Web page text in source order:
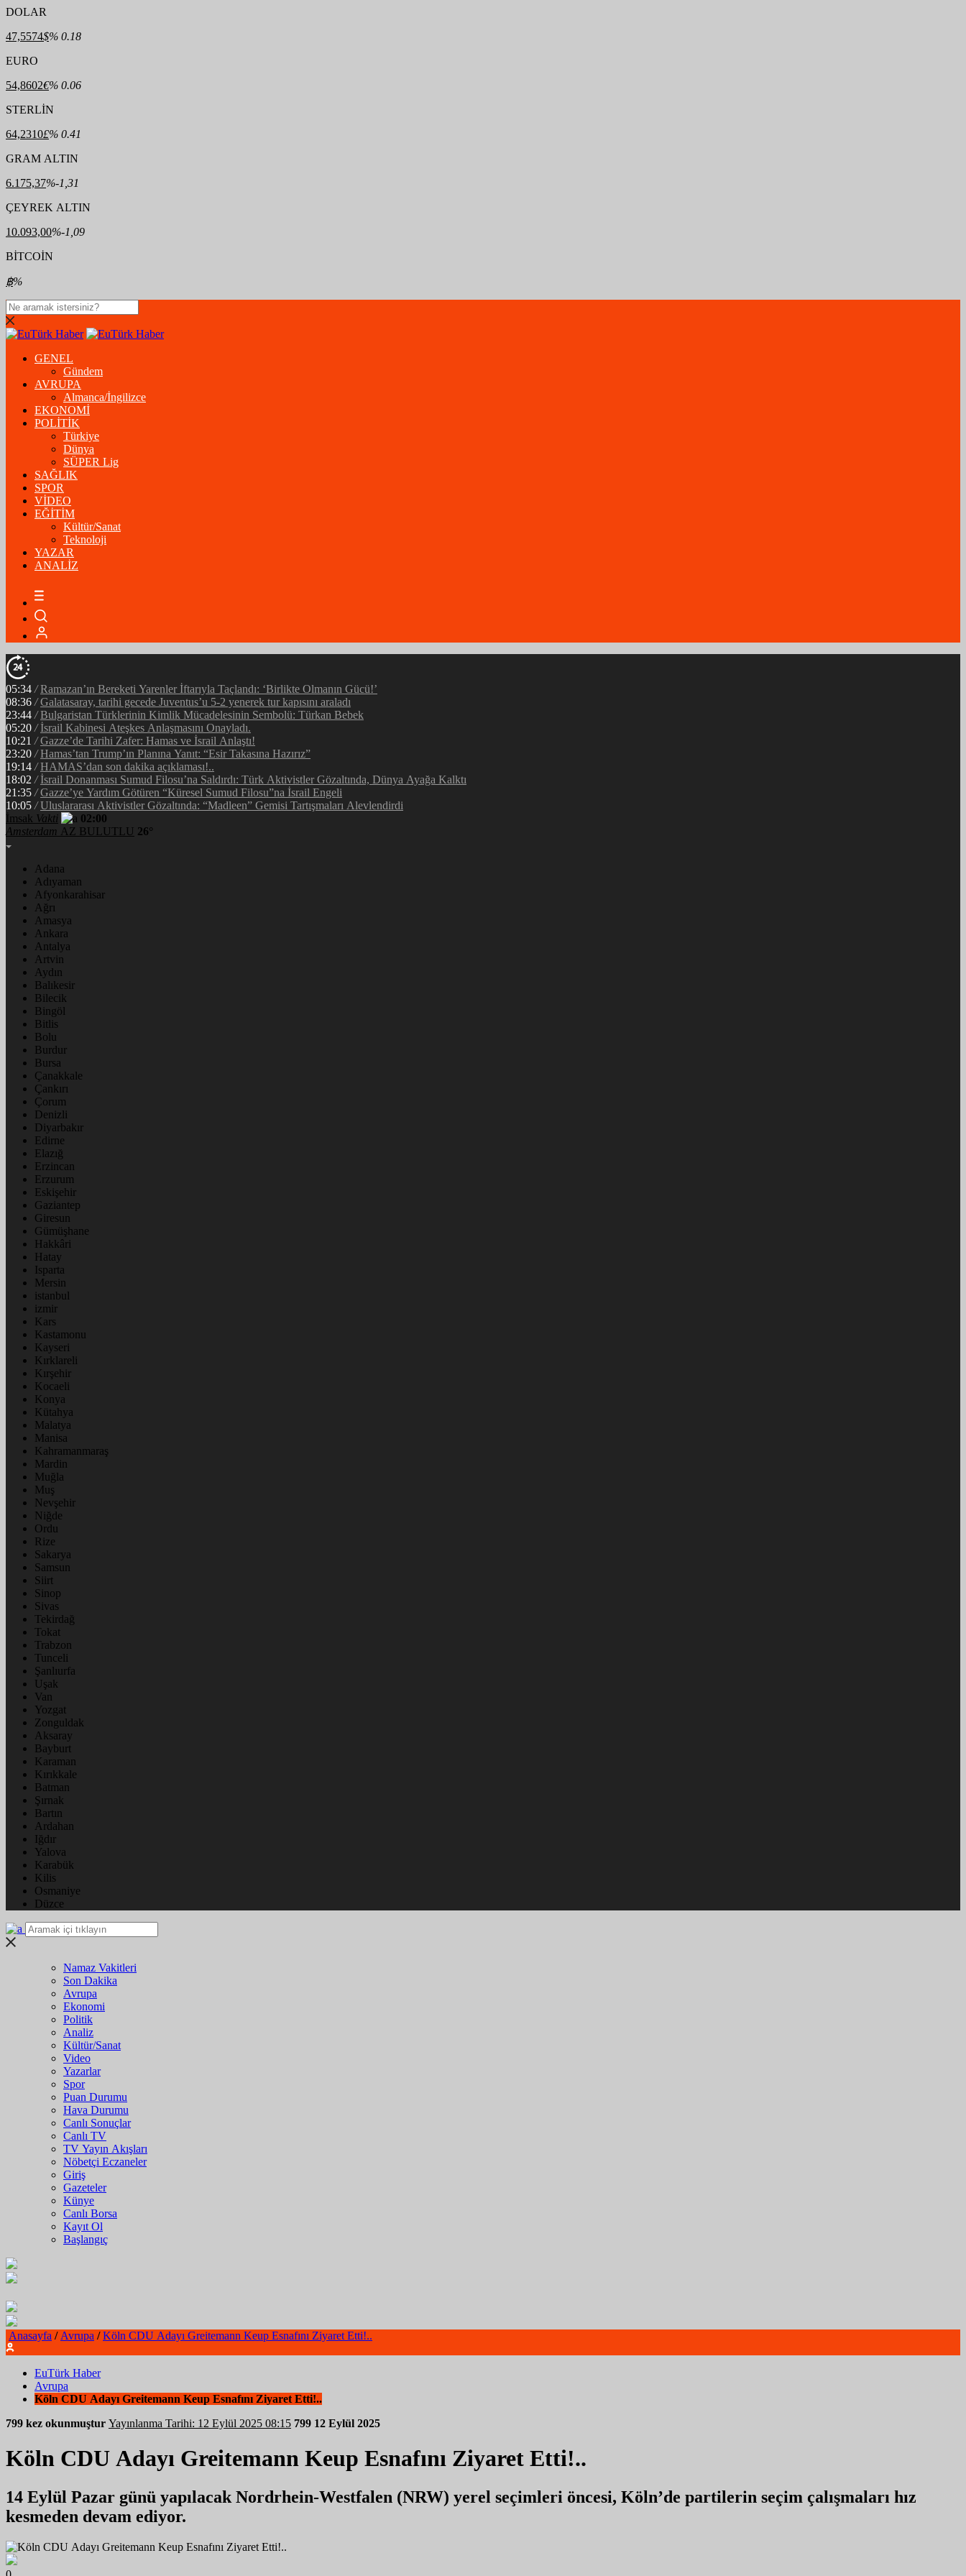
DOLAR
47,5574$% 0.18
EURO
54,8602€% 0.06
STERLİN
64,2310£% 0.41
GRAM ALTIN
6.175,37%-1,31
ÇEYREK ALTIN
10.093,00%-1,09
BİTCOİN
฿%
GENEL
Gündem
AVRUPA
Almanca/İngilizce
EKONOMİ
POLİTİK
Türkiye
Dünya
SÜPER Lig
SAĞLIK
SPOR
VİDEO
EĞİTİM
Kültür/Sanat
Teknoloji
YAZAR
ANALİZ
05:34 / Ramazan’ın Bereketi Yarenler İftarıyla Taçlandı: ‘Birlikte Olmanın Gücü!’
08:36 / Galatasaray, tarihi gecede Juventus’u 5-2 yenerek tur kapısını araladı
23:44 / Bulgaristan Türklerinin Kimlik Mücadelesinin Sembolü: Türkan Bebek
05:20 / İsrail Kabinesi Ateşkes Anlaşmasını Onayladı.
10:21 / Gazze’de Tarihi Zafer: Hamas ve İsrail Anlaştı!
23:20 / Hamas’tan Trump’ın Planına Yanıt: “Esir Takasına Hazırız”
19:14 / HAMAS’dan son dakika açıklaması!..
18:02 / İsrail Donanması Sumud Filosu’na Saldırdı: Türk Aktivistler Gözaltında, Dünya Ayağa Kalktı
21:35 / Gazze’ye Yardım Götüren “Küresel Sumud Filosu”na İsrail Engeli
10:05 / Uluslararası Aktivistler Gözaltında: “Madleen” Gemisi Tartışmaları Alevlendirdi
İmsak Vakti
02:00
Amsterdam AZ BULUTLU 26°
Adana
Adıyaman
Afyonkarahisar
Ağrı
Amasya
Ankara
Antalya
Artvin
Aydın
Balıkesir
Bilecik
Bingöl
Bitlis
Bolu
Burdur
Bursa
Çanakkale
Çankırı
Çorum
Denizli
Diyarbakır
Edirne
Elazığ
Erzincan
Erzurum
Eskişehir
Gaziantep
Giresun
Gümüşhane
Hakkâri
Hatay
Isparta
Mersin
istanbul
izmir
Kars
Kastamonu
Kayseri
Kırklareli
Kırşehir
Kocaeli
Konya
Kütahya
Malatya
Manisa
Kahramanmaraş
Mardin
Muğla
Muş
Nevşehir
Niğde
Ordu
Rize
Sakarya
Samsun
Siirt
Sinop
Sivas
Tekirdağ
Tokat
Trabzon
Tunceli
Şanlıurfa
Uşak
Van
Yozgat
Zonguldak
Aksaray
Bayburt
Karaman
Kırıkkale
Batman
Şırnak
Bartın
Ardahan
Iğdır
Yalova
Karabük
Kilis
Osmaniye
Düzce
Namaz Vakitleri
Son Dakika
Avrupa
Ekonomi
Politik
Analiz
Kültür/Sanat
Video
Yazarlar
Spor
Puan Durumu
Hava Durumu
Canlı Sonuçlar
Canlı TV
TV Yayın Akışları
Nöbetçi Eczaneler
Giriş
Gazeteler
Künye
Canlı Borsa
Kayıt Ol
Başlangıç
Anasayfa / Avrupa / Köln CDU Adayı Greitemann Keup Esnafını Ziyaret Etti!..
EuTürk Haber
Avrupa
Köln CDU Adayı Greitemann Keup Esnafını Ziyaret Etti!..
799 kez okunmuştur
Yayınlanma Tarihi: 12 Eylül 2025 08:15 799 12 Eylül 2025
Köln CDU Adayı Greitemann Keup Esnafını Ziyaret Etti!..
14 Eylül Pazar günü yapılacak Nordrhein-Westfalen (NRW) yerel seçimleri öncesi, Köln’de partilerin seçim çalışmaları hız
kesmeden devam ediyor.